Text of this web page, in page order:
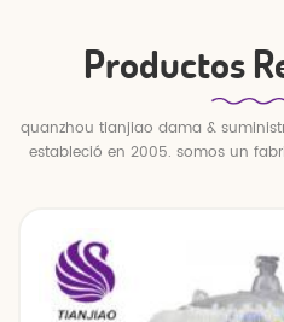
Productos
quanzhou tianjiao dama &
estableció en 2005. somos un